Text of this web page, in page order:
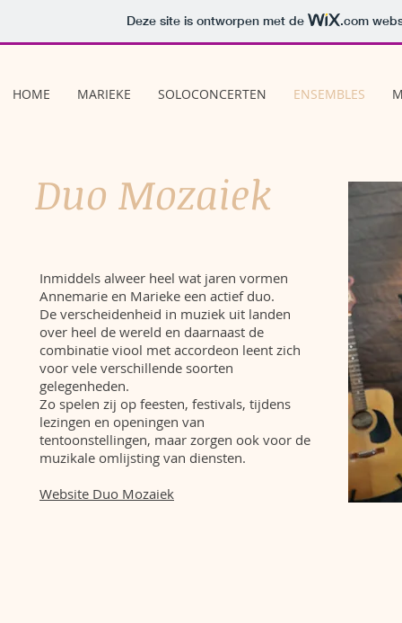
Deze site is ontworpen met de .com
HOME MARIEKE SOLOCONCERTEN ENSEMBLES
Duo Mozaiek
Inmiddels alweer heel wat jaren vormen
Annemarie en Marieke een actief duo.
De verscheidenheid in muziek uit landen
over heel de wereld en daarnaast de
combinatie viool met accordeon leent zich
voor vele verschillende soorten
gelegenheden.
Zo spelen zij op feesten, festivals, tijdens
lezingen en openingen van
tentoonstellingen, maar zorgen ook voor de
muzikale omlijsting van diensten.
Website Duo Mozaiek